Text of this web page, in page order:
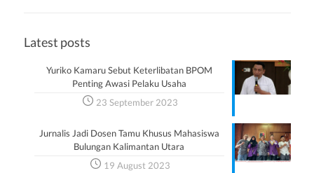
Latest posts
Yuriko Kamaru Sebut Keterlibatan BPOM
Penting Awasi Pelaku Usaha
23 September 2023
Jurnalis Jadi Dosen Tamu Khusus Mahasiswa
Bulungan Kalimantan Utara
19 August 2023